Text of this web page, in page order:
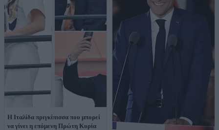
Η Ιταλίδα πριγκίπισσα που μπορεί
να γίνει η επόμενη Πρώτη Κυρία